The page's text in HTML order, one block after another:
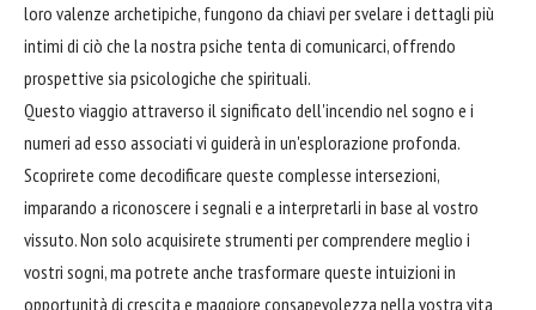
loro valenze archetipiche, fungono da chiavi per svelare i dettagli più
intimi di ciò che la nostra psiche tenta di comunicarci, offrendo
prospettive sia psicologiche che spirituali.
Questo viaggio attraverso il significato dell'incendio nel sogno e i
numeri ad esso associati vi guiderà in un'esplorazione profonda.
Scoprirete come decodificare queste complesse intersezioni,
imparando a riconoscere i segnali e a interpretarli in base al vostro
vissuto. Non solo acquisirete strumenti per comprendere meglio i
vostri sogni, ma potrete anche trasformare queste intuizioni in
opportunità di crescita e maggiore consapevolezza nella vostra vita